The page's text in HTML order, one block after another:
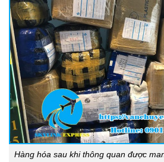
Hàng hóa sau khi thông quan được